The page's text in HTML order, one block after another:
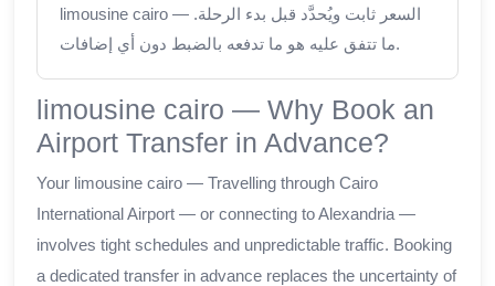
limousine cairo — السعر ثابت ويُحدَّد قبل بدء الرحلة.
ما تتفق عليه هو ما تدفعه بالضبط دون أي إضافات.
limousine cairo — Why Book an
Airport Transfer in Advance?
Your limousine cairo — Travelling through Cairo
International Airport — or connecting to Alexandria —
involves tight schedules and unpredictable traffic. Booking
a dedicated transfer in advance replaces the uncertainty of